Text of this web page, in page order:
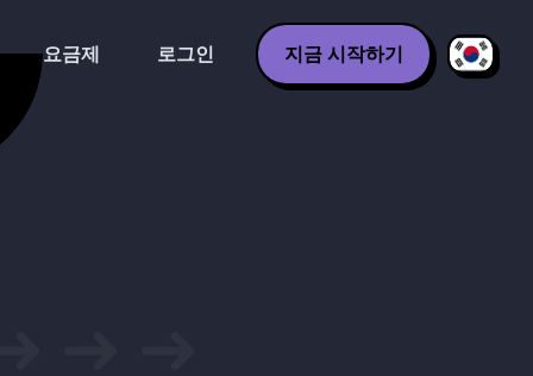
요금제 로그인 지금 시작하기